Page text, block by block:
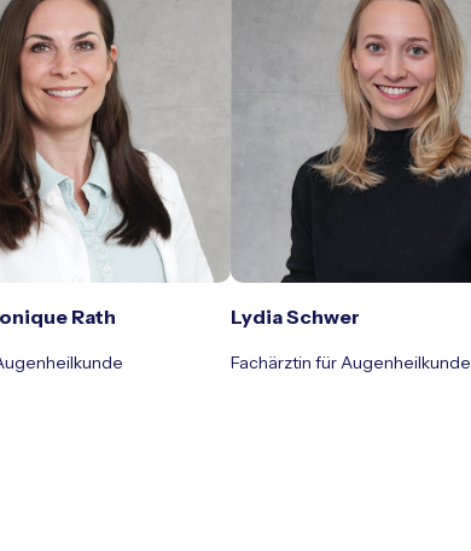
Rath Lydia Schwer
Fachärztin für Augenheilkunde